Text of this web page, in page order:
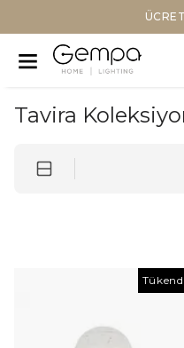
Tavira
Tükendi